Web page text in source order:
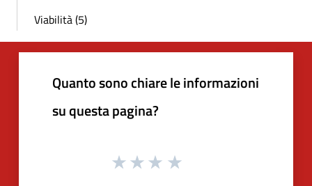
Viabilità (5)
Quanto sono chiare le informazioni
su questa pagina?